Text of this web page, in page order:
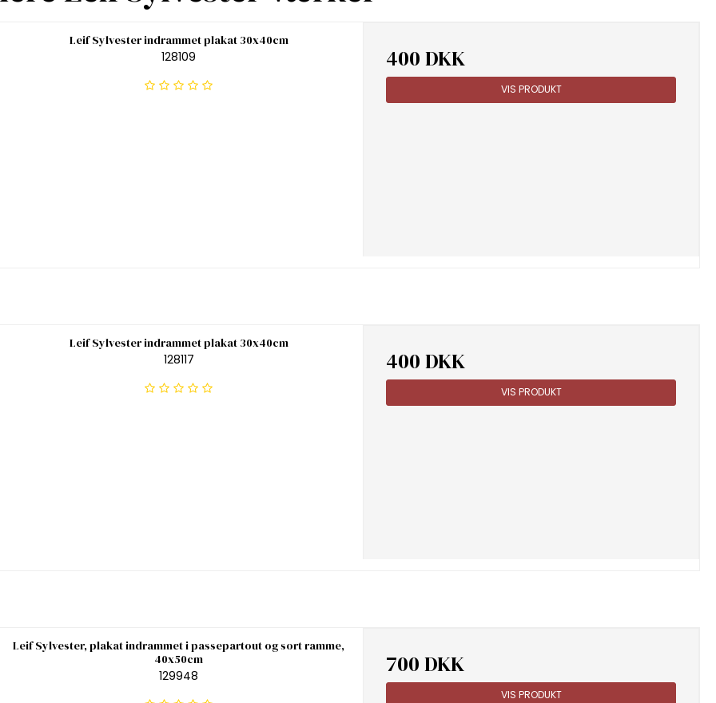
Leif Sylvester indrammet plakat 30x40cm
128109
400 DKK
VIS PRODUKT
Leif Sylvester indrammet plakat 30x40cm
128117
400 DKK
VIS PRODUKT
Leif Sylvester, plakat indrammet i passepartout og sort ramme,
40x50cm
129948
700 DKK
VIS PRODUKT